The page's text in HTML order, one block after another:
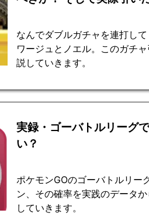
なんでダブルガチャを連打し
ワージュとノエル。このガチ
説していきます。
実録・ゴーバトルリーグ
い？
ポケモンGOのゴーバトルリー
ン、その確率を実践のデータ
していきます。